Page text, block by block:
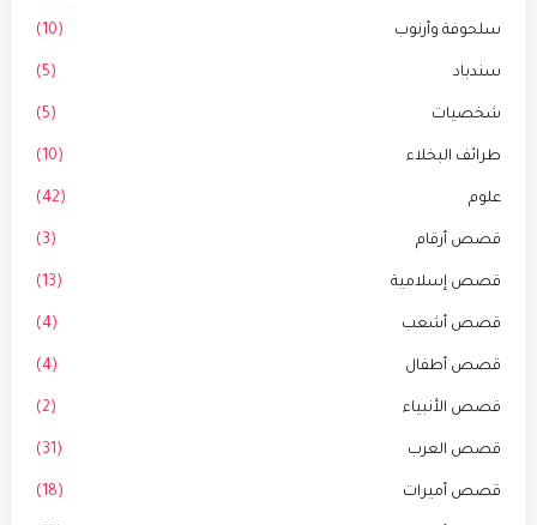
سلحوفة وأرنوب (10)
سندباد (5)
شخصيات (5)
طرائف البخلاء (10)
علوم (42)
قصص أرقام (3)
قصص إسلامية (13)
قصص أشعب (4)
قصص أطفال (4)
قصص الأنبياء (2)
قصص العرب (31)
قصص أميرات (18)